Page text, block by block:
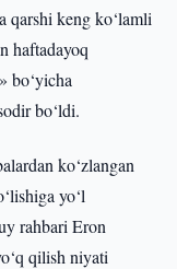
keng ko‘lamli
haftadayoq
bo‘yicha
bo‘ldi.
ko‘zlangan
yo‘l
rahbari Eron
qilish niyati